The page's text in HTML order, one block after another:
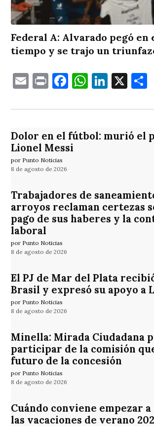
Federal A: Alvarado pegó en
tiempo y se trajo un
EmailPrintFacebook
WhatsApp
X
Dolor en el fútbol: murió el
Lionel Messi
por Punto Noticias
8 de agosto de 2026
Trabajadores de
arroyos reclaman certezas
pago de sus haberes y la
laboral
por Punto Noticias
8 de agosto de 2026
El PJ de Mar del Plata
Brasil y expresó su apoyo a
por Punto Noticias
8 de agosto de 2026
Minella: Mirada Ciudadana
participar de la comisión
futuro de la concesión
por Punto Noticias
8 de agosto de 2026
Cuándo conviene empezar
las vacaciones de verano